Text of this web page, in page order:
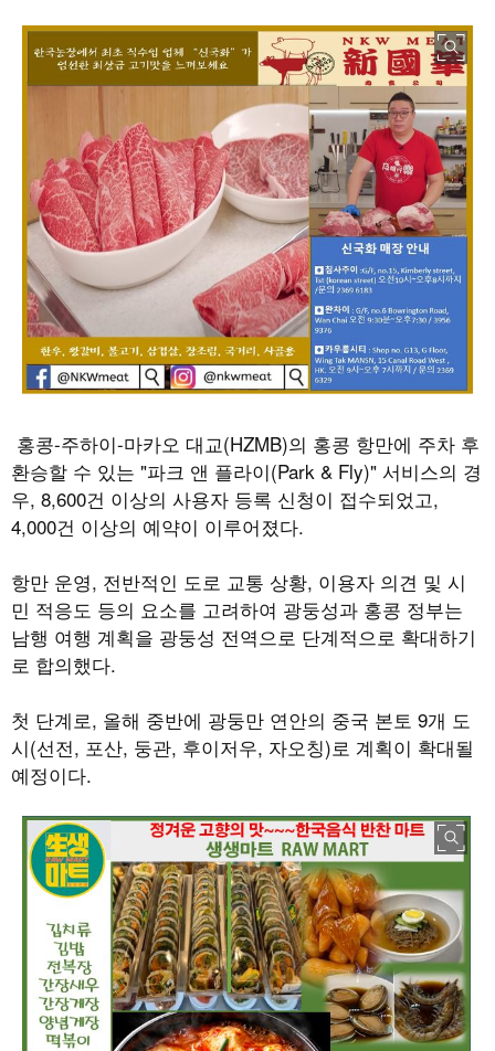
홍콩-주하이-마카오 대교(HZMB)의 홍콩 항만에 주차 후
환승할 수 있는 "파크 앤 플라이(Park & Fly)" 서비스의 경
우, 8,600건 이상의 사용자 등록 신청이 접수되었고,
4,000건 이상의 예약이 이루어졌다.
항만 운영, 전반적인 도로 교통 상황, 이용자 의견 및 시
민 적응도 등의 요소를 고려하여 광둥성과 홍콩 정부는
남행 여행 계획을 광둥성 전역으로 단계적으로 확대하기
로 합의했다.
첫 단계로, 올해 중반에 광둥만 연안의 중국 본토 9개 도
시(선전, 포산, 둥관, 후이저우, 자오칭)로 계획이 확대될
예정이다.